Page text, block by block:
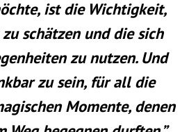
ist die Wichtigkeit,
schätzen und die sich
zu nutzen. Und
zu sein, für all die
Momente, denen